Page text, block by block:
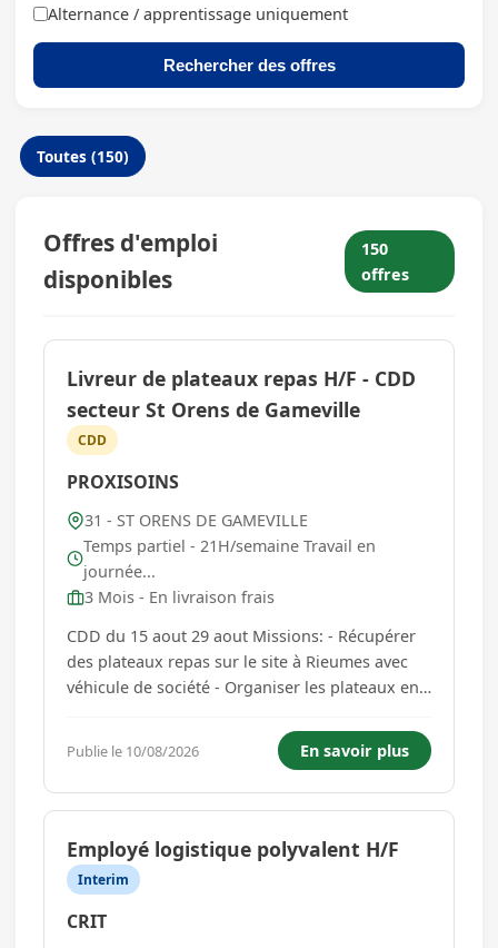
Alternance / apprentissage uniquement
Rechercher des offres
Toutes (150)
Offres d'emploi
disponibles
150
offres
Livreur de plateaux repas H/F - CDD
secteur St Orens de Gameville
CDD
PROXISOINS
31 - ST ORENS DE GAMEVILLE
Temps partiel - 21H/semaine Travail en
journée...
3 Mois - En livraison frais
CDD du 15 aout 29 aout Missions: - Récupérer
des plateaux repas sur le site à Rieumes avec
véhicule de société - Organiser les plateaux en
Livraison selon circuit indiqué sur l'application
de livraison (st Orens de Gameville) - Prise de ...
Publie le 10/08/2026 En savoir plus
Employé logistique polyvalent H/F
Interim
CRIT